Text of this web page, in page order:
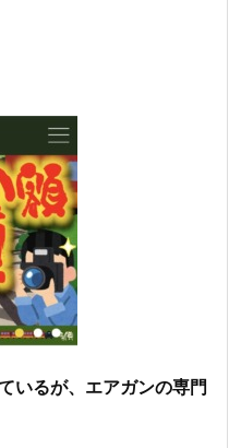
いるが、エアガンの専門